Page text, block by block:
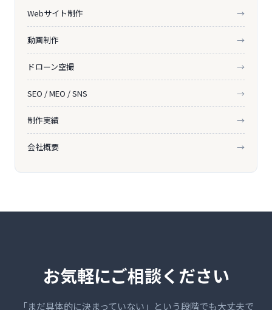
Webサイト制作 →
動画制作 →
ドローン空撮 →
SEO / MEO / SNS →
制作実績 →
会社概要 →
お気軽にご相談ください
「まだ具体的に決まっていない」という段階でも大丈夫で